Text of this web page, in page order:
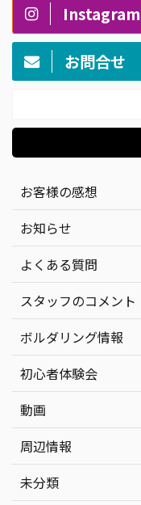
Instagram
お問合せ
お客様の感想
お知らせ
よくある質問
スタッフのコメント
ボルダリング情報
初心者体験会
動画
周辺情報
未分類